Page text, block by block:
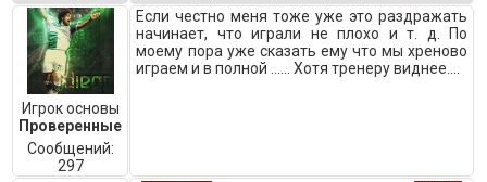
Игрок основы
Проверенные
Сообщений:
297
Если честно меня тоже уже это раздражать
начинает, что играли не плохо и т. д. По
моему пора уже сказать ему что мы хреново
играем и в полной ...... Хотя тренеру виднее....